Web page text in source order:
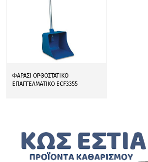
ΦΑΡΑΣΙ ΟΡΘΟΣΤΑΤΙΚΟ
ΕΠΑΓΓΕΛΜΑΤΙΚΟ ECF3355